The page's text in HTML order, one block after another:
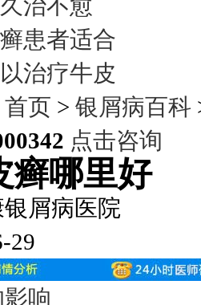
治不愈
患者适合
治疗牛皮
首页 > 银屑病百科
点击咨询
癣哪里好
屑病医院
29
响